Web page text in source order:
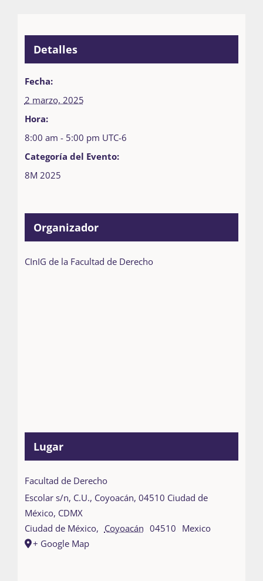
Detalles
Fecha:
2 marzo, 2025
Hora:
8:00 am - 5:00 pm UTC-6
Categoría del Evento:
8M 2025
Organizador
CInIG de la Facultad de Derecho
Lugar
Facultad de Derecho
Escolar s/n, C.U., Coyoacán, 04510 Ciudad de
México, CDMX
Ciudad de México, Coyoacán 04510 Mexico
+ Google Map